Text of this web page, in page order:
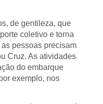
de gentileza, que
coletivo e torna
pessoas precisam
Cruz. As atividades
do embarque
exemplo, nos